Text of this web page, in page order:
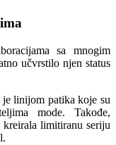
sa mnogim
učvrstilo njen status
linijom patika koje su
mode. Takođe,
limitiranu seriju